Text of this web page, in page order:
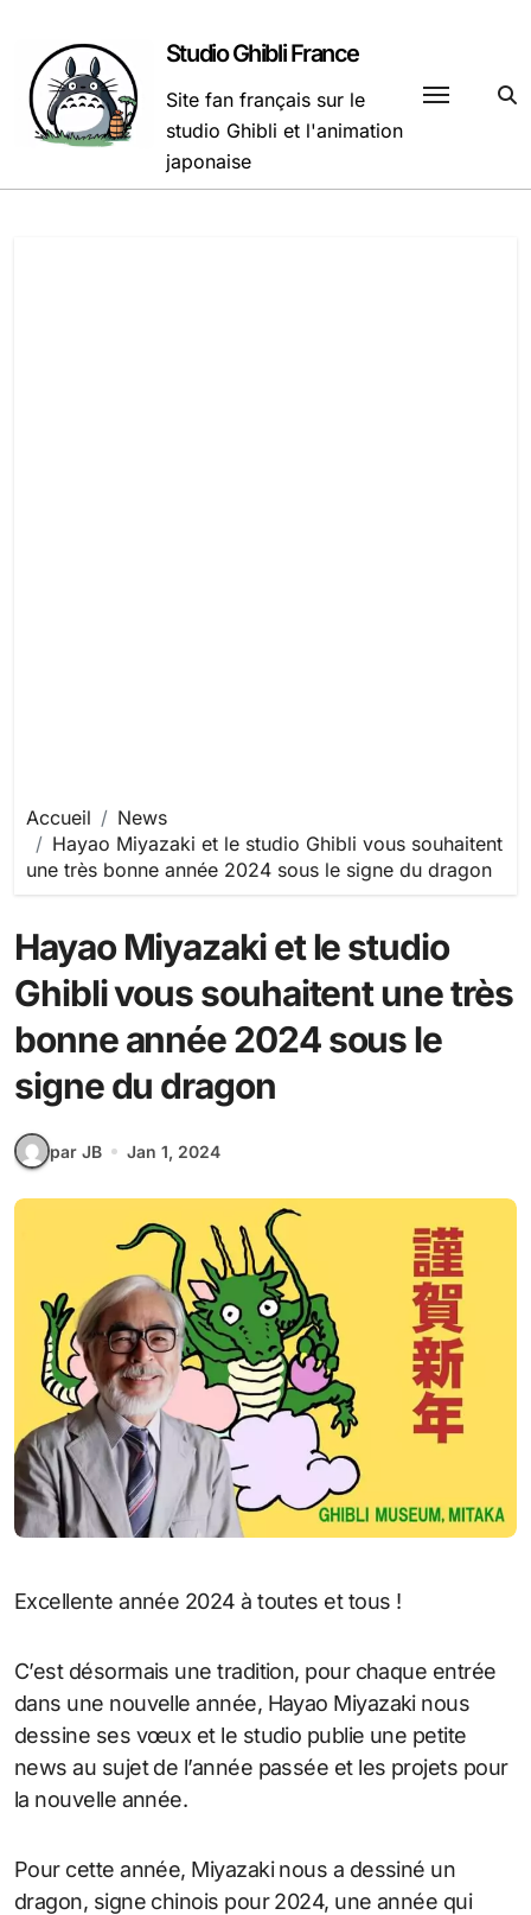
contenu
Studio Ghibli France
Site fan français sur le
studio Ghibli et l'animation
japonaise
Accueil
News
Hayao Miyazaki et le studio Ghibli vous souhaitent
une très bonne année 2024 sous le signe du dragon
Hayao Miyazaki et le studio
Ghibli vous souhaitent une très
bonne année 2024 sous le
signe du dragon
par JB Jan 1, 2024
Excellente année 2024 à toutes et tous !
C’est désormais une tradition, pour chaque entrée
dans une nouvelle année, Hayao Miyazaki nous
dessine ses vœux et le studio publie une petite
news au sujet de l’année passée et les projets pour
la nouvelle année.
Pour cette année, Miyazaki nous a dessiné un
dragon, signe chinois pour 2024, une année qui